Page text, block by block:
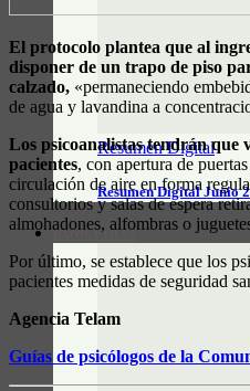
Resumen Digital
Resumen Digital Junio
DATOS ÚTILES
El protocolo plantea que al
disponer de un trapo de piso
calzado, «permaneciendo
de agua y lavandina a
Los psicoanalistas tendrán que
pacientes, con apertura de
circulación de aire en forma
consultorios y salas de espera
almohadones, alfombras o
Por último, se establece que los
pacientes medidas de seguridad
Agencia Telam
Guías de psicólogos de la